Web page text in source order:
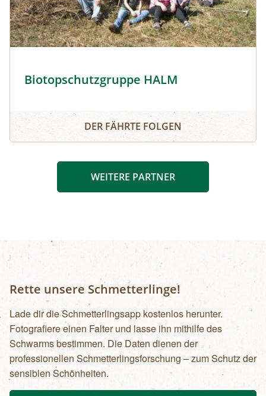
Biotopschutzgruppe HALM
Biotopschutzgruppe HALM
DER FÄHRTE FOLGEN
WEITERE PARTNER
Rette unsere Schmetterlinge!
Lade dir die Schmetterlingsapp kostenlos herunter.
Fotografiere einen Falter und lasse ihn mithilfe des
Schwarms bestimmen. Die Daten dienen der
professionellen Schmetterlingsforschung – zum Schutz der
sensiblen Schönheiten.